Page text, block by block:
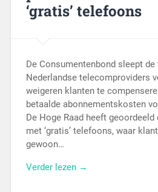
‘gratis’ telefoons
De Consumentenbond sleept de
Nederlandse telecomproviders
weigeren klanten te
betaalde abonnementskosten
De Hoge Raad heeft
met ‘gratis’ telefoons, waar
gewoon…
Verder lezen →